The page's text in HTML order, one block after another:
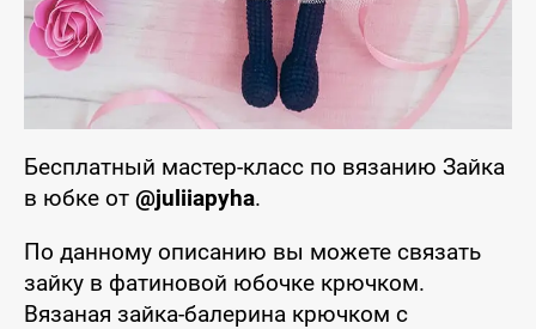
Бесплатный мастер-класс по вязанию Зайка
в юбке от @juliiapyha.
По данному описанию вы можете связать
зайку в фатиновой юбочке крючком.
Вязаная зайка-балерина крючком с